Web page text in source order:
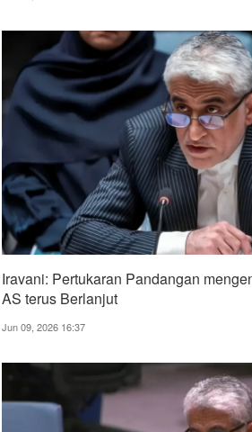
Iravani: Pertukaran Pandangan
AS terus Berlanjut
Jun 09, 2026 16:37